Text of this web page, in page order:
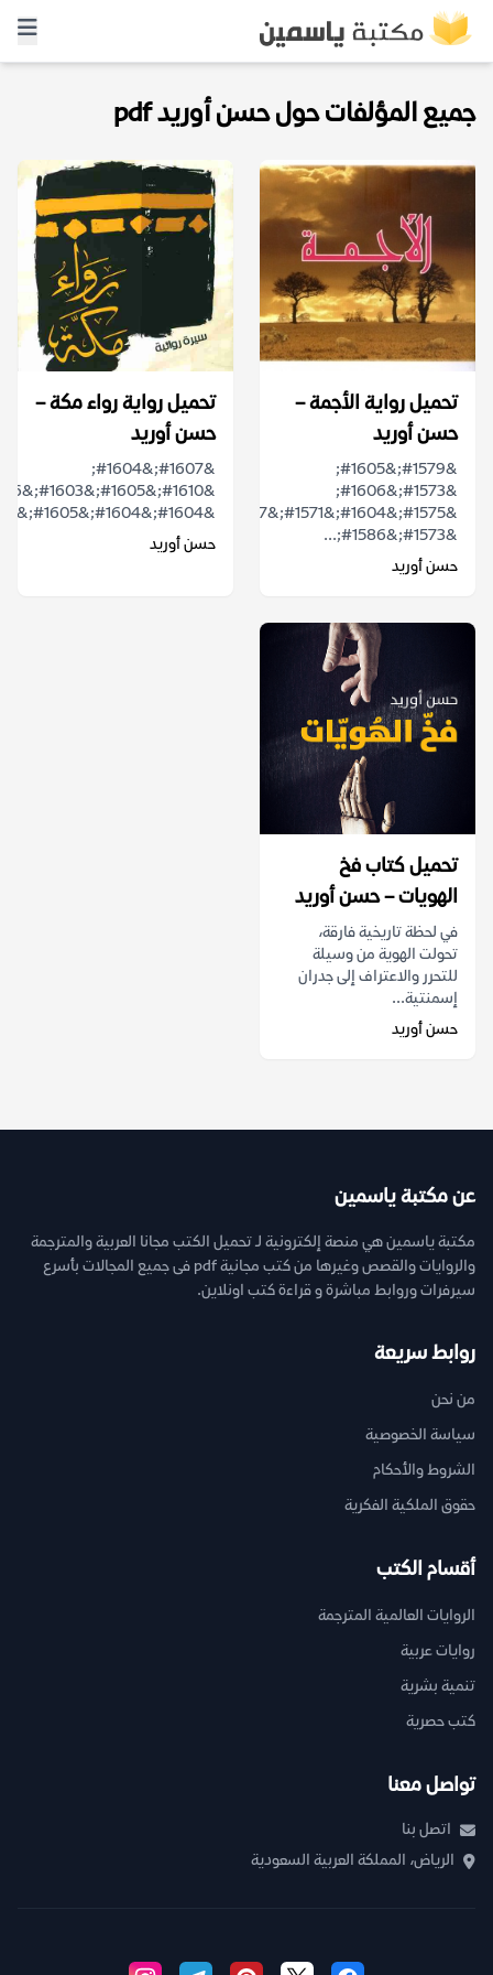
جميع المؤلفات حول حسن أوريد pdf
تحميل رواية الأجمة –
حسن أوريد
&#1579;&#1605;
&#1573;&#1606;
&#1575;&#1604;&#1571;&#1587;&#1583;
&#1573;&#1586;...
حسن أوريد
تحميل رواية رواء مكة –
حسن أوريد
&#1607;&#1604;
&#1604;&#1604;&#1605;&#1606;&#1591;&...
حسن أوريد
تحميل كتاب فخ
الهويات – حسن أوريد
في لحظة تاريخية فارقة،
تحولت الهوية من وسيلة
للتحرر والاعتراف إلى جدران
إسمنتية...
حسن أوريد
عن مكتبة ياسمين
مكتبة ياسمين هي منصة إلكترونية لـ تحميل الكتب مجانا العربية والمترجمة
والروايات والقصص وغيرها من كتب مجانية pdf فى جميع المجالات بأسرع
سيرفرات وروابط مباشرة و قراءة كتب اونلاين.
روابط سريعة
من نحن
سياسة الخصوصية
الشروط والأحكام
حقوق الملكية الفكرية
أقسام الكتب
الروايات العالمية المترجمة
روايات عربية
تنمية بشرية
كتب حصرية
تواصل معنا
اتصل بنا
الرياض، المملكة العربية السعودية